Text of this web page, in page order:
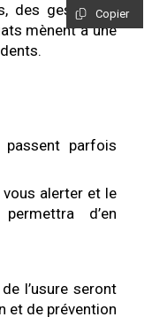
des gestes de
mènent à une
passent parfois
vous alerter et le
d’en
l’usure seront
et de prévention
Copier